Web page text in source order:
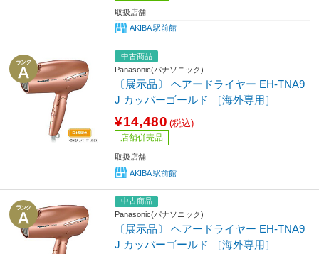
取扱店舗
AKIBA 駅前館
中古商品
Panasonic(パナソニック)
〔展示品〕 ヘアードライヤー EH-TNA9
J カッパーゴールド ［海外専用］
¥14,480 (税込)
店舗併売品
取扱店舗
AKIBA 駅前館
中古商品
Panasonic(パナソニック)
〔展示品〕 ヘアードライヤー EH-TNA9
J カッパーゴールド ［海外専用］